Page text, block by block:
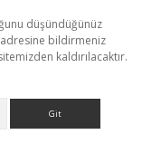
düşündüğünüz
adresine bildirmeniz
kaldırılacaktır.